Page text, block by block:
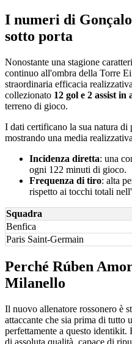
I numeri di
sotto porta
Nonostante una stagione
continuo all'ombra della Torre
straordinaria efficacia
collezionato 12 gol e 2 assist
terreno di gioco.
I dati certificano la sua natura di
mostrando una media
Incidenza diretta: una
ogni 122 minuti di gioco.
Frequenza di tiro: alta
rispetto ai tocchi totali
Squadra
Benfica
Paris Saint-Germain
Perché Rúben
Milanello
Il nuovo allenatore rossonero è
attaccante che sia prima di tutto
perfettamente a questo
di assoluta qualità, capace di